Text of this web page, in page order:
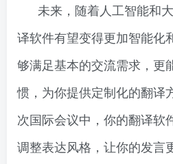
未来，随着人工智能和
译软件有望变得更加智能化
够满足基本的交流需求，更
惯，为你提供定制化的翻译
次国际会议中，你的翻译软
调整表达风格，让你的发